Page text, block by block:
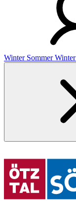
Winter Sommer Winter